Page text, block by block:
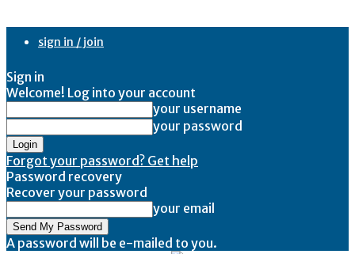
sign in / join
Sign in
Welcome! Log into your account
your username
your password
Forgot your password? Get help
Password recovery
Recover your password
your email
A password will be e-mailed to you.